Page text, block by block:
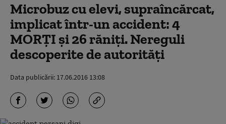
Microbuz cu elevi, supraîncărcat,
implicat într-un accident: 4
MORȚI și 26 răniți. Nereguli
descoperite de autorități
Data publicării: 17.06.2016 13:08